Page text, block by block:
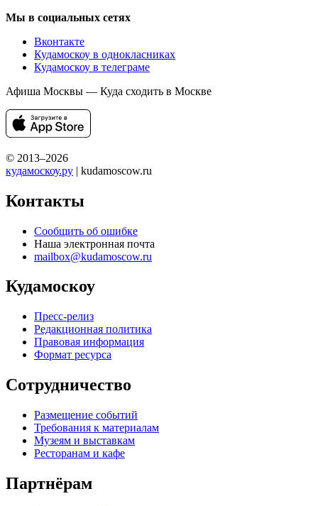
Мы в социальных сетях
Вконтакте
Кудамоскоу в однокласниках
Кудамоскоу в телеграме
Афиша Москвы — Куда сходить в Москве
© 2013–2026
кудамоскоу.ру | kudamoscow.ru
Контакты
Сообщить об ошибке
Наша электронная почта
mailbox@kudamoscow.ru
Кудамоскоу
Пресс-релиз
Редакционная политика
Правовая информация
Формат ресурса
Сотрудничество
Размещение событий
Требования к материалам
Музеям и выставкам
Ресторанам и кафе
Партнёрам